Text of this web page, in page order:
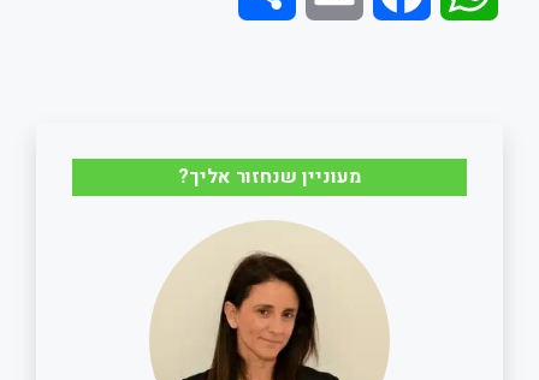
t
e
o
i
l
r
e
מעוניין שנחזור אליך?